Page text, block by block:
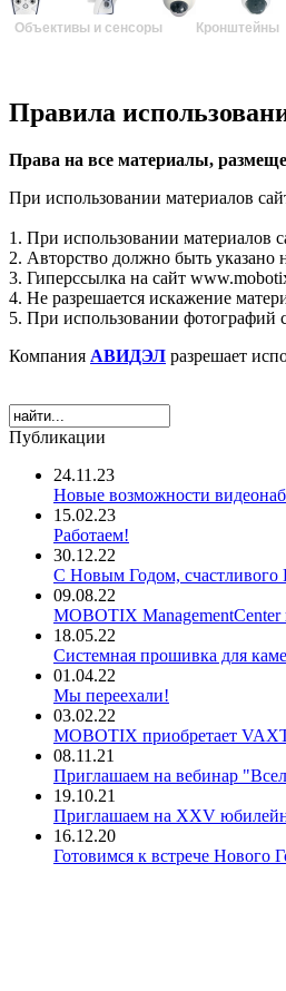
Объективы и сенсоры Кронштейны
Правила
Права на все материалы,
При использовании материалов
1. При использовании материалов
2. Авторство должно быть указано
3. Гиперссылка на сайт
4. Не разрешается искажение
5. При использовании фотографий
Компания АВИДЭЛ разрешает
Публикации
24.11.23
Новые возможности
15.02.23
Работаем!
30.12.22
С Новым Годом, счастливого
09.08.22
MOBOTIX ManagementCenter
18.05.22
Системная прошивка для
01.04.22
Мы переехали!
03.02.22
MOBOTIX приобретает
08.11.21
Приглашаем на вебинар
19.10.21
Приглашаем на XXV
16.12.20
Готовимся к встрече Нового